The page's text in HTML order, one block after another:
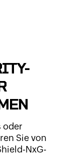
oder
Sie von
NxG-